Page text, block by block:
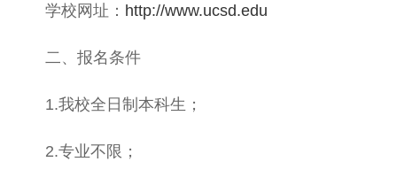
学校网址： http://www.ucsd.edu
二、报名条件
1.我校全日制本科生；
2.专业不限；